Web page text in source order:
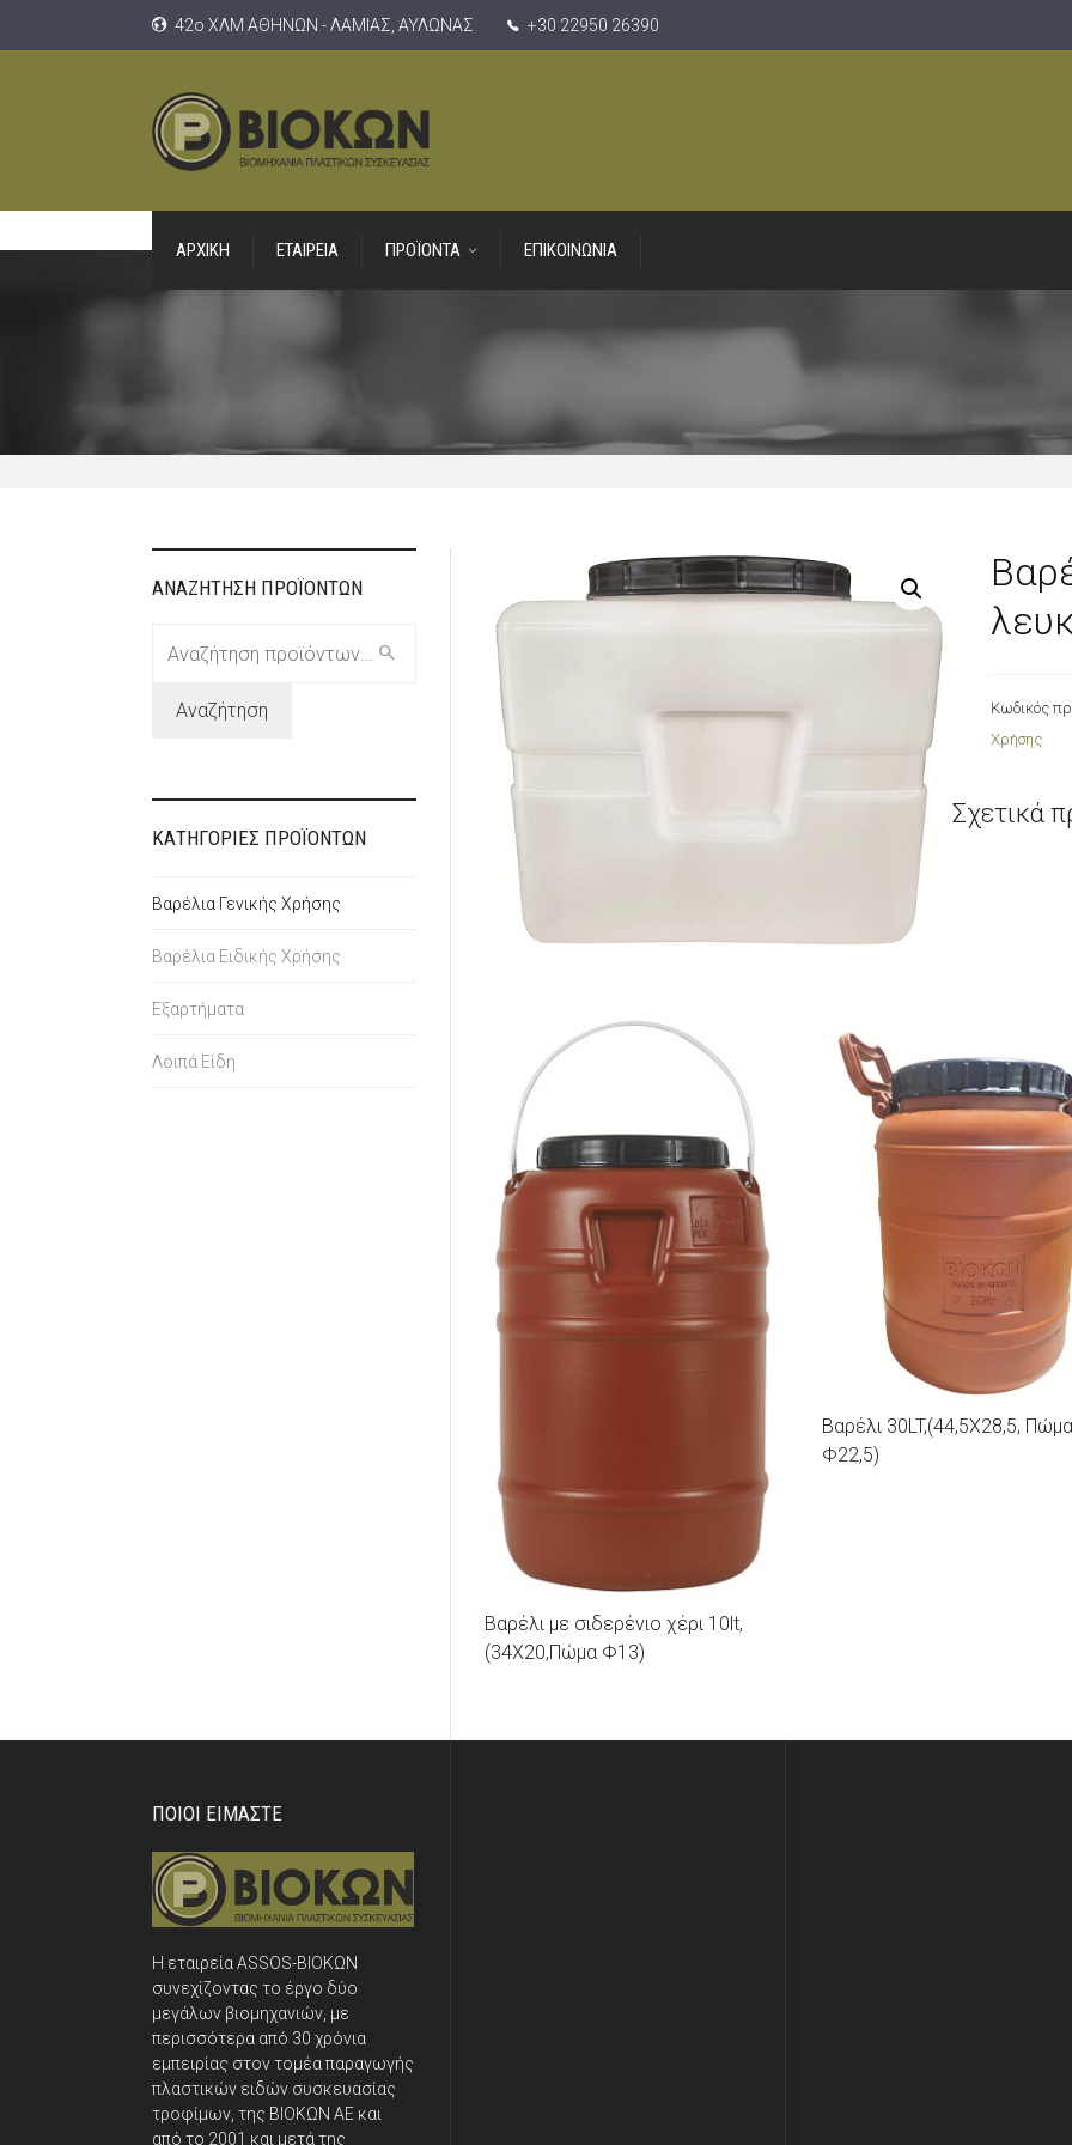
42ο ΧΛΜ ΑΘΗΝΩΝ - ΛΑΜΙΑΣ, ΑΥΛΩΝΑΣ +30 22950 26390
ΑΡΧΙΚΗ ΕΤΑΙΡΕΙΑ ΠΡΟΪΟΝΤΑ ΕΠΙΚΟΙΝΩΝΙΑ
Κωδικός
Χρήσης
Σχετικά
Βαρέλι με σιδερένιο χέρι 10lt,
(34Χ20,Πώμα Φ13)
Βαρέλι 30LT,(44,5Χ28,5, Πώμα
Φ22,5)
ΑΝΑΖΗΤΗΣΗ ΠΡΟΪΟΝΤΩΝ
Αναζήτηση
ΚΑΤΗΓΟΡΙΕΣ ΠΡΟΪΟΝΤΩΝ
Βαρέλια Γενικής Χρήσης
Βαρέλια Ειδικής Χρήσης
Εξαρτήματα
Λοιπά Είδη
ΠΟΙΟΙ ΕΙΜΑΣΤΕ
Η εταιρεία ASSOS-ΒΙΟΚΩΝ
συνεχίζοντας το έργο δύο
μεγάλων βιομηχανιών, με
περισσότερα από 30 χρόνια
εμπειρίας στον τομέα παραγωγής
πλαστικών ειδών συσκευασίας
τροφίμων, της ΒΙΟΚΩΝ ΑΕ και
από το 2001 και μετά της